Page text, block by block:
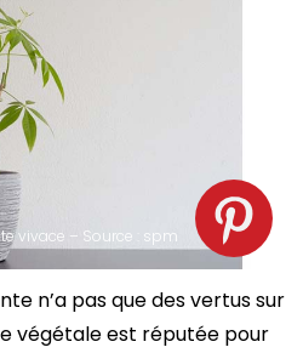
vivace – Source : spm
n’a pas que des vertus sur
végétale est réputée pour